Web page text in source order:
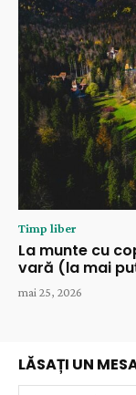
Timp liber
La munte cu
vară (la mai
mai 25, 2026
LĂSAȚI UN